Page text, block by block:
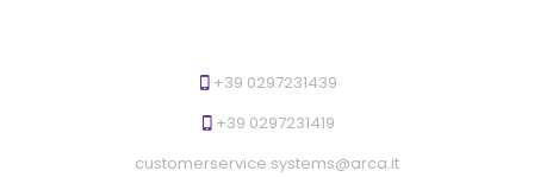
+39 0297231439
+39 0297231419
customerservice.systems@arca.it